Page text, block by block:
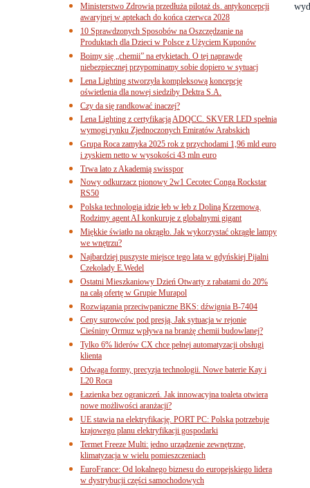
Ministerstwo Zdrowia przedłuża pilotaż ds. antykoncepcji
awaryjnej w aptekach do końca czerwca 2028
10 Sprawdzonych Sposobów na Oszczędzanie na
Produktach dla Dzieci w Polsce z Użyciem Kuponów
Boimy się „chemii” na etykietach. O tej naprawdę
niebezpiecznej przypominamy sobie dopiero w sytuacj
Lena Lighting stworzyła kompleksową koncepcję
oświetlenia dla nowej siedziby Dektra S.A.
Czy da się randkować inaczej?
Lena Lighting z certyfikacją ADQCC. SKVER LED spełnia
wymogi rynku Zjednoczonych Emiratów Arabskich
Grupa Roca zamyka 2025 rok z przychodami 1,96 mld euro
i zyskiem netto w wysokości 43 mln euro
Trwa lato z Akademią swisspor
Nowy odkurzacz pionowy 2w1 Cecotec Conga Rockstar
RS50
Polska technologia idzie łeb w łeb z Doliną Krzemową.
Rodzimy agent AI konkuruje z globalnymi gigant
Miękkie światło na okrągło. Jak wykorzystać okrągłe lampy
we wnętrzu?
Najbardziej puszyste miejsce tego lata w gdyńskiej Pijalni
Czekolady E.Wedel
Ostatni Mieszkaniowy Dzień Otwarty z rabatami do 20%
na całą ofertę w Grupie Murapol
Rozwiązania przeciwpaniczne BKS: dźwignia B-7404
Ceny surowców pod presją. Jak sytuacja w rejonie
Cieśniny Ormuz wpływa na branżę chemii budowlanej?
Tylko 6% liderów CX chce pełnej automatyzacji obsługi
klienta
Odwaga formy, precyzja technologii. Nowe baterie Kay i
L20 Roca
Łazienka bez ograniczeń. Jak innowacyjna toaleta otwiera
nowe możliwości aranżacji?
UE stawia na elektryfikację. PORT PC: Polska potrzebuje
krajowego planu elektryfikacji gospodarki
Termet Freeze Multi: jedno urządzenie zewnętrzne,
klimatyzacja w wielu pomieszczeniach
EuroFrance: Od lokalnego biznesu do europejskiego lidera
w dystrybucji części samochodowych